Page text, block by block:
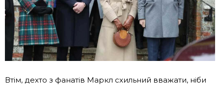
Втім, дехто з фанатів Маркл схильний вважати, ніби